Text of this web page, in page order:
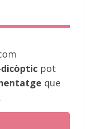
pot
que